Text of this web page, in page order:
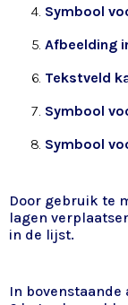
Symbool
Afbeelding
Tekstveld
Symbool
Symbool
Door gebruik te
lagen
in de lijst.
In